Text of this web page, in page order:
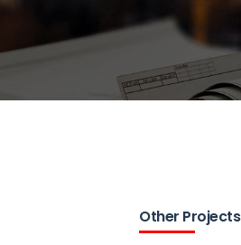
Other Projects